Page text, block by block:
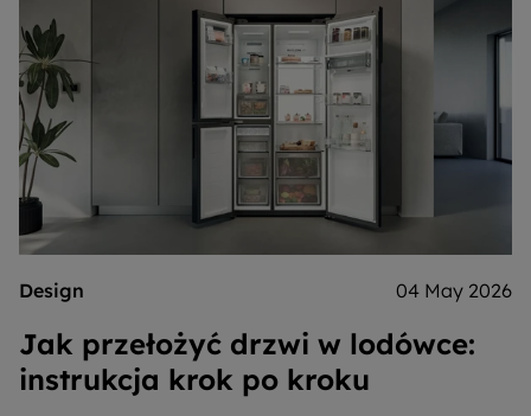
Design 04 May 2026
Jak przełożyć drzwi w lodówce:
instrukcja krok po kroku